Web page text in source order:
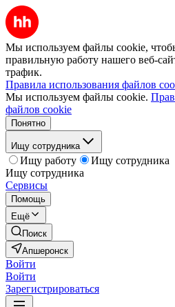
Мы используем файлы cookie,
правильную работу нашего веб-
трафик.
Правила использования файлов
Мы используем файлы cookie.
файлов cookie
Понятно
Ищу сотрудника
Ищу работу
Ищу сотрудника
Ищу сотрудника
Сервисы
Помощь
Ещё
Поиск
Апшеронск
Войти
Войти
Зарегистрироваться